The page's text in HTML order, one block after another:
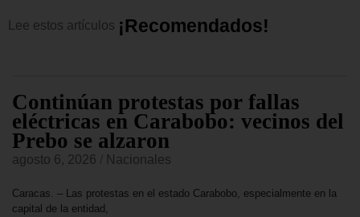
Lee estos artículos ¡Recomendados!
Continúan protestas por fallas
eléctricas en Carabobo: vecinos del
Prebo se alzaron
agosto 6, 2026 Nacionales
Caracas. – Las protestas en el estado Carabobo, especialmente en la
capital de la entidad,